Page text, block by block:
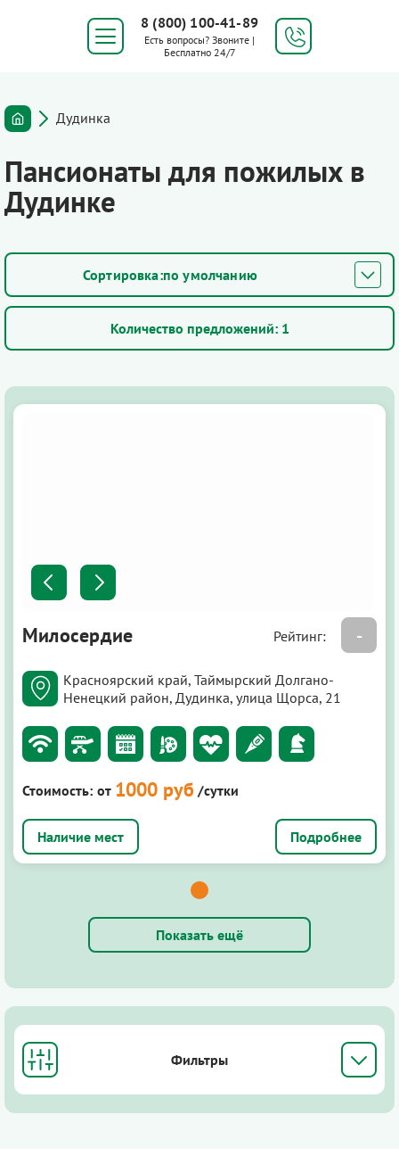
8 (800) 100-41-89
Есть вопросы? Звоните |
Бесплатно 24/7
Дудинка
Пансионаты для пожилых в
Дудинке
по умолчанию
Количество предложений: 1
Милосердие Рейтинг: -
Красноярский край, Таймырский Долгано-
Ненецкий район, Дудинка, улица Щорса, 21
Стоимость: от 1000 руб /сутки
Подробнее
Показать ещё
Фильтры